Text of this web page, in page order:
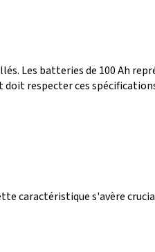
Les batteries de 100 Ah
respecter ces
caractéristique s'avère